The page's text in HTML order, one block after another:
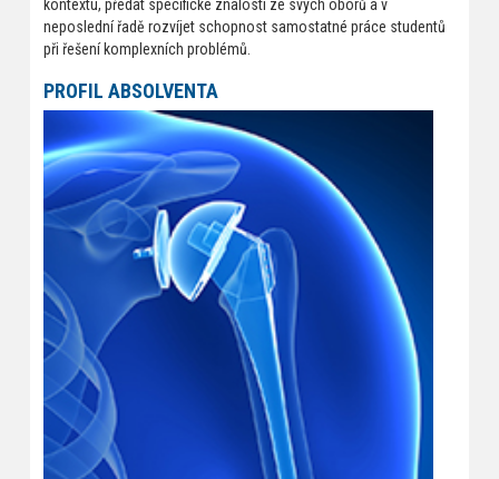
kontextu, předat specifické znalosti ze svých oborů a v
neposlední řadě rozvíjet schopnost samostatné práce studentů
při řešení komplexních problémů.
PROFIL ABSOLVENTA